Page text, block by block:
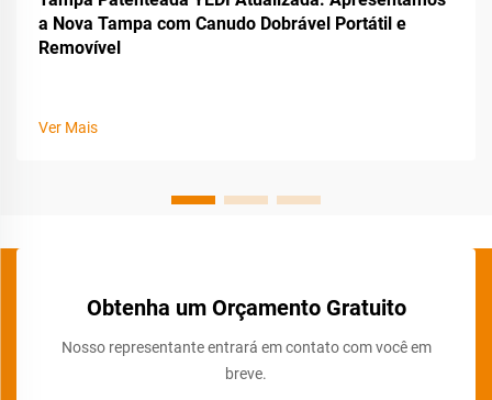
a Nova Tampa com Canudo Dobrável Portátil e
Removível
Ver Mais
Obtenha um Orçamento Gratuito
Nosso representante entrará em contato com você em
breve.